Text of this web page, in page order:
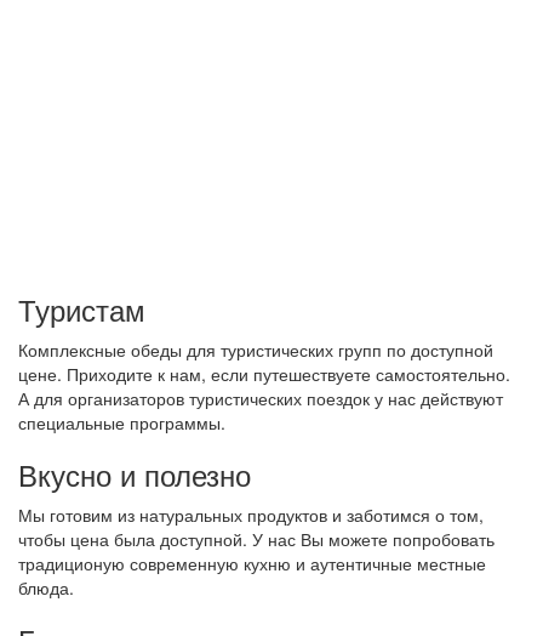
Туристам
Комплексные обеды для туристических групп по доступной
цене. Приходите к нам, если путешествуете самостоятельно.
А для организаторов туристических поездок у нас действуют
специальные программы.
Вкусно и полезно
Мы готовим из натуральных продуктов и заботимся о том,
чтобы цена была доступной. У нас Вы можете попробовать
традиционую современную кухню и аутентичные местные
блюда.